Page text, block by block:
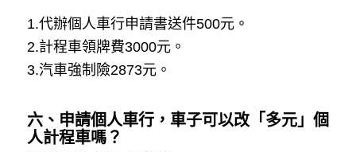
1.代辦個人車行申請書送件500元。
2.計程車領牌費3000元。
3.汽車強制險2873元。
六、申請個人車行，車子可以改「多元」個
人計程車嗎？